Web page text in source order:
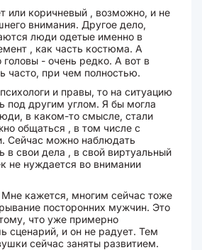
или коричневый , возможно, и не
внимания. Другое дело,
люди одетые именно в
, как часть костюма. А
головы - очень редко. А вот в
часто, при чем полностью.
и правы, то на ситуацию
под другим углом. Я бы могла
в каком-то смысле, стали
общаться , в том числе с
Сейчас можно наблюдать
в свои дела , в свой виртуальный
не нуждается во внимании
кажется, многим сейчас тоже
посторонних мужчин. Это
что уже примерно
сценарий, и он не радует. Тем
сейчас заняты развитием.